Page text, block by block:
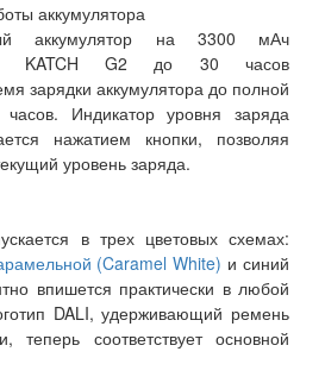
аккумулятора
аккумулятор на 3300 мАч
KATCH G2 до 30 часов
зарядки аккумулятора до полной
Индикатор уровня заряда
нажатием кнопки, позволяя
уровень заряда.
в трех цветовых схемах:
(Caramel White) и синий
впишется практически в любой
DALI, удерживающий ремень
теперь соответствует основной